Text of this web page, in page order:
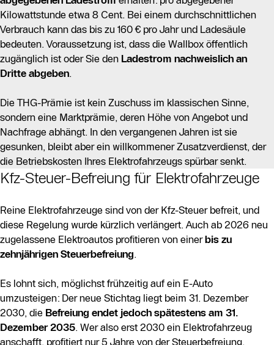
Kilowattstunde etwa 8 Cent. Bei einem durchschnittlichen
Verbrauch kann das bis zu 160 € pro Jahr und Ladesäule
bedeuten. Voraussetzung ist, dass die Wallbox öffentlich
zugänglich ist oder Sie den Ladestrom nachweislich an
Dritte abgeben.
Die THG-Prämie ist kein Zuschuss im klassischen Sinne,
sondern eine Marktprämie, deren Höhe von Angebot und
Nachfrage abhängt. In den vergangenen Jahren ist sie
gesunken, bleibt aber ein willkommener Zusatzverdienst, der
die Betriebskosten Ihres Elektrofahrzeugs spürbar senkt.
Kfz-Steuer-Befreiung für Elektrofahrzeuge
Reine Elektrofahrzeuge sind von der Kfz-Steuer befreit, und
diese Regelung wurde kürzlich verlängert. Auch ab 2026 neu
zugelassene Elektroautos profitieren von einerbis zu
zehnjährigen Steuerbefreiung.
Es lohnt sich, möglichst frühzeitig auf ein E-Auto
umzusteigen: Der neue Stichtag liegt beim 31. Dezember
2030, die Befreiung endet jedoch spätestens am 31.
Dezember 2035. Wer also erst 2030 ein Elektrofahrzeug
anschafft, profitiert nur 5 Jahre von der Steuerbefreiung.